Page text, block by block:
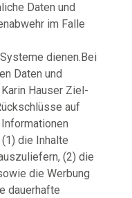
Daten und
im Falle
dienen.Bei
Daten und
Hauser Ziel-
auf
die Inhalte
(2) die
die Werbung
dauerhafte